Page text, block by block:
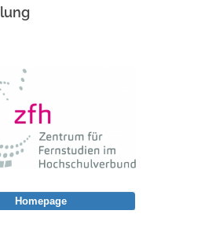
Homepage